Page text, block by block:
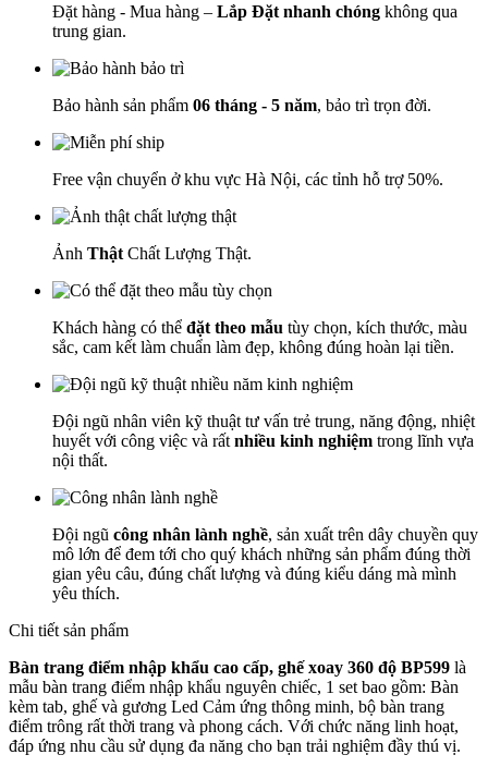
Đặt hàng - Mua hàng – Lắp Đặt nhanh chóng không qua
trung gian.
Bảo hành sản phẩm 06 tháng - 5 năm, bảo trì trọn đời.
Free vận chuyển ở khu vực Hà Nội, các tỉnh hỗ trợ 50%.
Ảnh Thật Chất Lượng Thật.
Khách hàng có thể đặt theo mẫu tùy chọn, kích thước, màu
sắc, cam kết làm chuẩn làm đẹp, không đúng hoàn lại tiền.
Đội ngũ nhân viên kỹ thuật tư vấn trẻ trung, năng động, nhiệt
huyết với công việc và rất nhiều kinh nghiệm trong lĩnh vựa
nội thất.
Đội ngũ công nhân lành nghề, sản xuất trên dây chuyền quy
mô lớn để đem tới cho quý khách những sản phẩm đúng thời
gian yêu câu, đúng chất lượng và đúng kiểu dáng mà mình
yêu thích.
Chi tiết sản phẩm
Bàn trang điểm nhập khẩu cao cấp, ghế xoay 360 độ BP599 là
mẫu bàn trang điểm nhập khẩu nguyên chiếc, 1 set bao gồm: Bàn
kèm tab, ghế và gương Led Cảm ứng thông minh, bộ bàn trang
điểm trông rất thời trang và phong cách. Với chức năng linh hoạt,
đáp ứng nhu cầu sử dụng đa năng cho bạn trải nghiệm đầy thú vị.